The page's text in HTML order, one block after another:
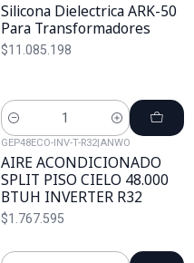
Silicona Dielectrica ARK-50
Para Transformadores
$11.085.198
Cantidad
GEP48ECO-INV-T-R32|ANWO
AIRE ACONDICIONADO
SPLIT PISO CIELO 48.000
BTUH INVERTER R32
$1.767.595